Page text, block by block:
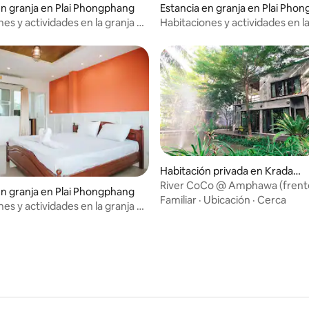
granja en Plai Phongphang
y actividades en la granja de
Estancia en granja en Plai
Habitaciones y actividades en la
granja en Plai Phongphang
y actividades en la granja de
Habitación privada en Kradang
nga
River CoCo @ Amphawa
Familiar · Ubicación · Cerca